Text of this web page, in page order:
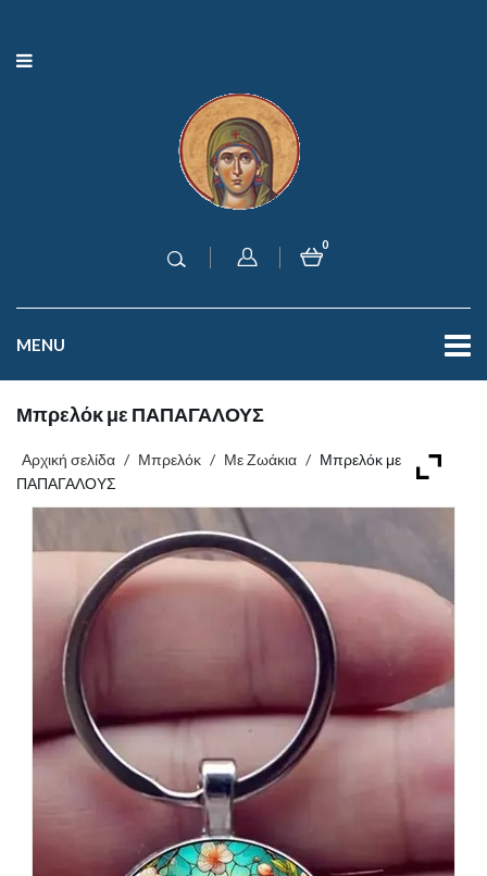
0
MENU
Μπρελόκ με ΠΑΠΑΓΑΛΟΥΣ
Αρχική σελίδα / Μπρελόκ / Με Ζωάκια / Μπρελόκ με
ΠΑΠΑΓΑΛΟΥΣ